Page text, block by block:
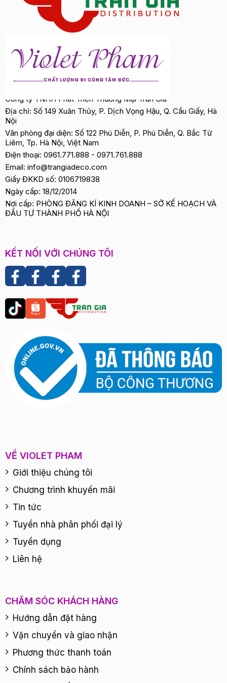
Công ty TNHH Phát Triển Thương Mại Trần Gia
Địa chỉ: Số 149 Xuân Thủy, P. Dịch Vọng Hậu, Q. Cầu Giấy, Hà
Nội
Văn phòng đại diện: Số 122 Phú Diễn, P. Phú Diễn, Q. Bắc Từ
Liêm, Tp. Hà Nội, Việt Nam
Điện thoại: 0961.771.888 - 0971.761.888
Email: info@trangiadeco.com
Giấy ĐKKD số: 0106719838
Ngày cấp: 18/12/2014
Nơi cấp: PHÒNG ĐĂNG KÍ KINH DOANH – SỞ KẾ HOẠCH VÀ
ĐẦU TƯ THÀNH PHỐ HÀ NỘI
KẾT NỐI VỚI CHÚNG TÔI
VỀ VIOLET PHAM
Giới thiệu chúng tôi
Chương trình khuyến mãi
Tin tức
Tuyển nhà phân phối đại lý
Tuyển dụng
Liên hệ
CHĂM SÓC KHÁCH HÀNG
Hướng dẫn đặt hàng
Vận chuyển và giao nhận
Phương thức thanh toán
Chính sách bảo hành